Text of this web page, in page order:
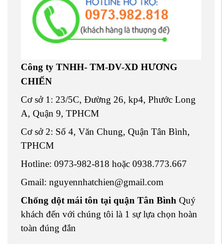
Công ty TNHH- TM-DV-XD HƯƠNG
CHIẾN
Cơ sở 1: 23/5C, Đường 26, kp4, Phước Long
A, Quận 9, TPHCM
Cơ sở 2: Số 4, Văn Chung, Quận Tân Bình,
TPHCM
Hotline: 0973-982-818 hoặc 0938.773.667
Gmail: nguyennhatchien@gmail.com
Chống dột mái tôn tại quận Tân Bình Quý
khách đến với chúng tôi là 1 sự lựa chọn hoàn
toàn đúng đắn